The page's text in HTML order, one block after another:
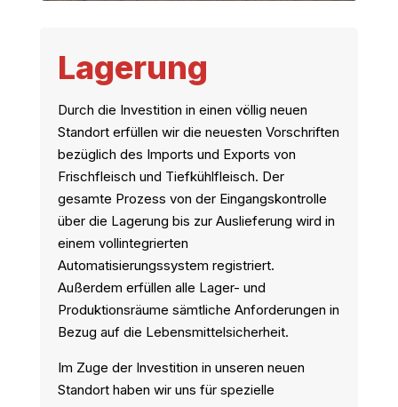
Lagerung
Durch die Investition in einen völlig neuen
Standort erfüllen wir die neuesten Vorschriften
bezüglich des Imports und Exports von
Frischfleisch und Tiefkühlfleisch. Der
gesamte Prozess von der Eingangskontrolle
über die Lagerung bis zur Auslieferung wird in
einem vollintegrierten
Automatisierungssystem registriert.
Außerdem erfüllen alle Lager- und
Produktionsräume sämtliche Anforderungen in
Bezug auf die Lebensmittelsicherheit.
Im Zuge der Investition in unseren neuen
Standort haben wir uns für spezielle